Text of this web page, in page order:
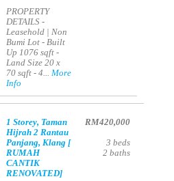
PROPERTY
DETAILS -
Leasehold | Non
Bumi Lot - Built
Up 1076 sqft -
Land Size 20 x
70 sqft - 4...More
Info
1 Storey, Taman
Hijrah 2 Rantau
Panjang, Klang [
RUMAH
CANTIK
RENOVATED]
RM420,000
3 beds
2 baths